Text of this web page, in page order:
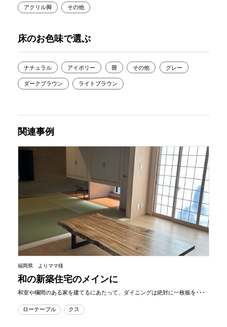
アクリル脚 その他
床のお色味で選ぶ
ナチュラル アイボリー 畳 その他 グレー
ダークブラウン ライトブラウン
関連事例
福岡県 よりママ様
和の新築住宅のメインに
和室や欄間のある家を建てるにあたって、ダイニングは絶対に一枚板を･･･
ローテーブル クス